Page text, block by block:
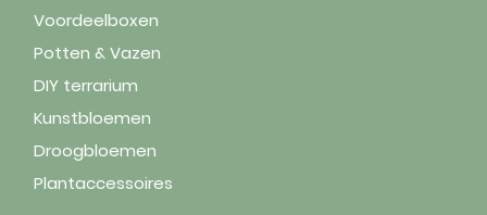
Voordeelboxen
Potten & Vazen
DIY terrarium
Kunstbloemen
Droogbloemen
Plantaccessoires